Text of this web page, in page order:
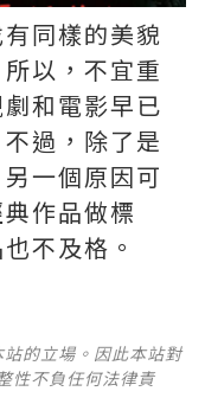
同樣的美貌
以，不宜重
和電影早已
過，除了是
一個原因可
作品做標
不及格。
的立場。因此本站對
性不負任何法律責